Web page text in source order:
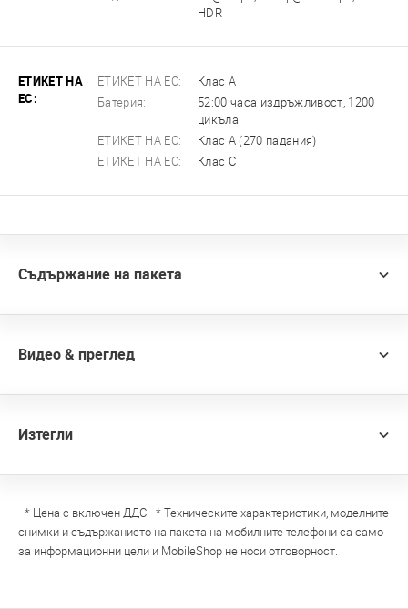
HDR
ЕТИКЕТ НА
ЕС:
ЕТИКЕТ НА ЕС:
Клас А
Батерия:
52:00 часа издръжливост, 1200
цикъла
ЕТИКЕТ НА ЕС:
Клас А (270 падания)
ЕТИКЕТ НА ЕС:
Клас C
Съдържание на пакета
Видео & преглед
Изтегли
- * Цена с включен ДДС - * Техническите характеристики, моделните
снимки и съдържанието на пакета на мобилните телефони са само
за информационни цели и MobileShop не носи отговорност.